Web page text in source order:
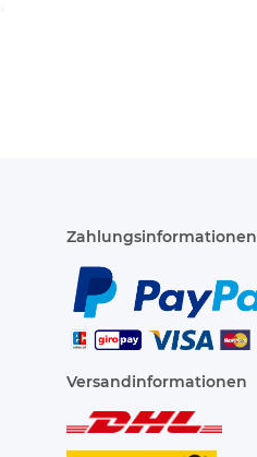
Zahlungsinformationen
Versandinformationen